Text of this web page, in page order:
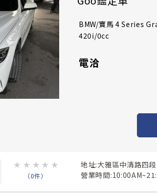
BMW/寶馬 4 Series
420i/0cc
電洽
★ ★ ★ ★ ★
（0件）
地址:大雅區中清路四
營業時間